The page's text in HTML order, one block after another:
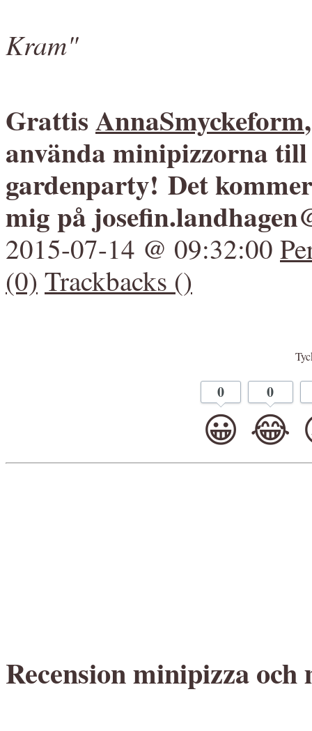
Kram"
GrattisAnnaSmyckeform
använda minipizzorna
gardenparty! Det
mig på
2015-07-14 @ 09:32:00
(0) Trackbacks ()
0
😀
0
😂
Recension minipizza och